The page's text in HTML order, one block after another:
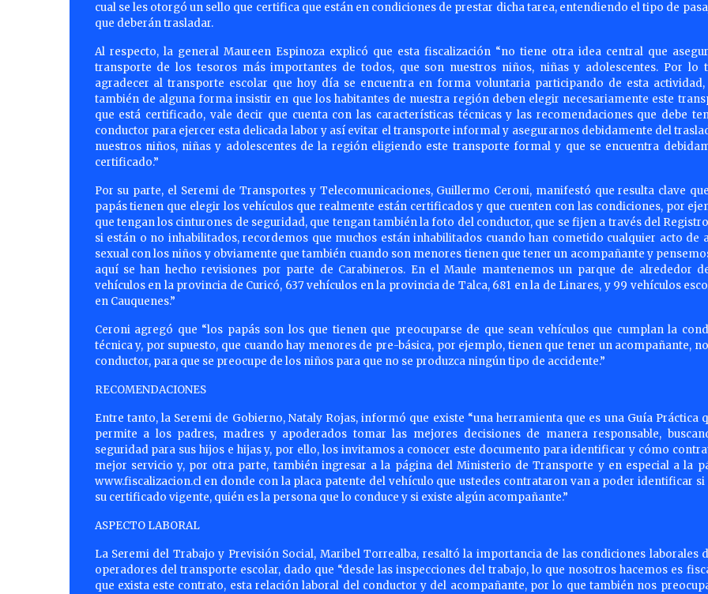
cual se les otorgó un sello que certifica que están en condiciones de prestar dicha tarea, entendiendo el tipo de
que deberán trasladar.
Al respecto, la general Maureen Espinoza explicó que esta fiscalización “no tiene otra idea central que
transporte de los tesoros más importantes de todos, que son nuestros niños, niñas y adolescentes. Por lo
agradecer al transporte escolar que hoy día se encuentra en forma voluntaria participando de esta actividad,
también de alguna forma insistir en que los habitantes de nuestra región deben elegir necesariamente este
que está certificado, vale decir que cuenta con las características técnicas y las recomendaciones que debe
conductor para ejercer esta delicada labor y así evitar el transporte informal y asegurarnos debidamente del
nuestros niños, niñas y adolescentes de la región eligiendo este transporte formal y que se encuentra
certificado.”
Por su parte, el Seremi de Transportes y Telecomunicaciones, Guillermo Ceroni, manifestó que resulta clave
papás tienen que elegir los vehículos que realmente están certificados y que cuenten con las condiciones, por
que tengan los cinturones de seguridad, que tengan también la foto del conductor, que se fijen a través del
si están o no inhabilitados, recordemos que muchos están inhabilitados cuando han cometido cualquier acto de
sexual con los niños y obviamente que también cuando son menores tienen que tener un acompañante y
aquí se han hecho revisiones por parte de Carabineros. En el Maule mantenemos un parque de alrededor
vehículos en la provincia de Curicó, 637 vehículos en la provincia de Talca, 681 en la de Linares, y 99 vehículos
en Cauquenes.”
Ceroni agregó que “los papás son los que tienen que preocuparse de que sean vehículos que cumplan la
técnica y, por supuesto, que cuando hay menores de pre-básica, por ejemplo, tienen que tener un acompañante,
conductor, para que se preocupe de los niños para que no se produzca ningún tipo de accidente.”
RECOMENDACIONES
Entre tanto, la Seremi de Gobierno, Nataly Rojas, informó que existe “una herramienta que es una Guía Práctica
permite a los padres, madres y apoderados tomar las mejores decisiones de manera responsable,
seguridad para sus hijos e hijas y, por ello, los invitamos a conocer este documento para identificar y cómo
mejor servicio y, por otra parte, también ingresar a la página del Ministerio de Transporte y en especial a la
www.fiscalizacion.cl en donde con la placa patente del vehículo que ustedes contrataron van a poder identificar si
su certificado vigente, quién es la persona que lo conduce y si existe algún acompañante.”
ASPECTO LABORAL
La Seremi del Trabajo y Previsión Social, Maribel Torrealba, resaltó la importancia de las condiciones laborales
operadores del transporte escolar, dado que “desde las inspecciones del trabajo, lo que nosotros hacemos es
que exista este contrato, esta relación laboral del conductor y del acompañante, por lo que también nos